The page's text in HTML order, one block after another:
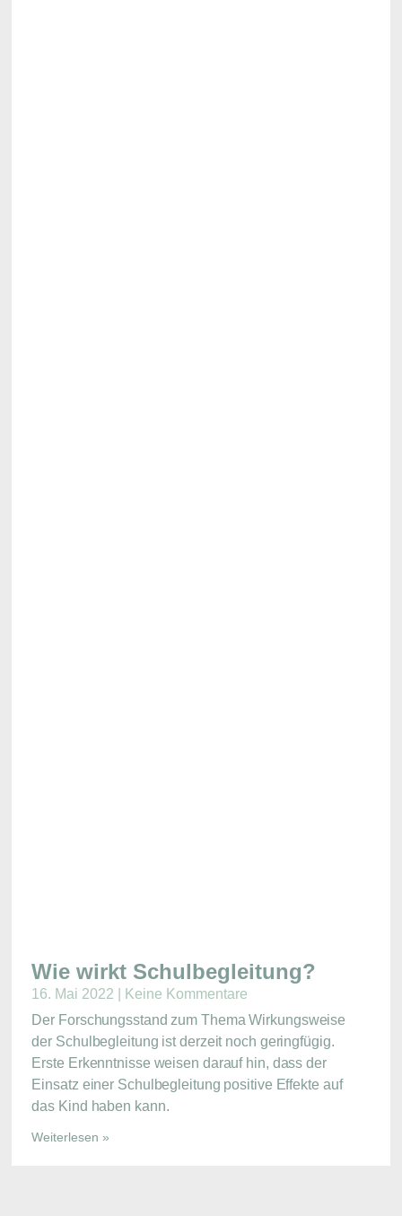
Wie wirkt Schulbegleitung?
16. Mai 2022
Keine Kommentare
Der Forschungsstand zum Thema Wirkungsweise
der Schulbegleitung ist derzeit noch geringfügig.
Erste Erkenntnisse weisen darauf hin, dass der
Einsatz einer Schulbegleitung positive Effekte auf
das Kind haben kann.
Weiterlesen »